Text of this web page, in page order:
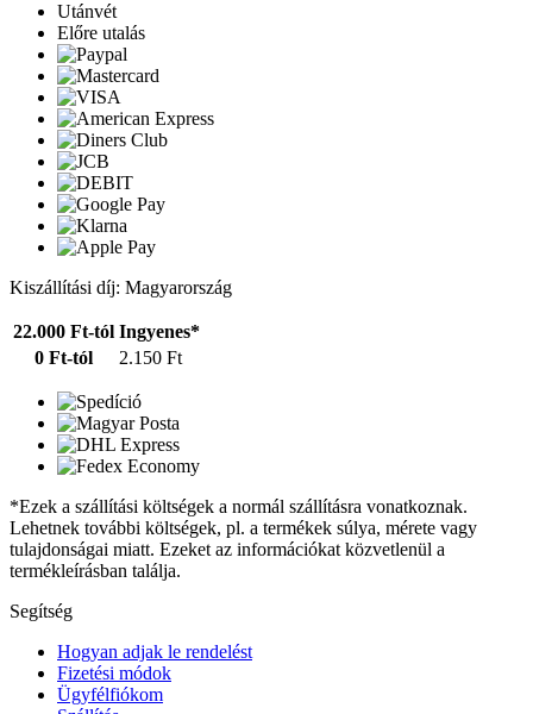
Utánvét
Előre utalás
Kiszállítási díj: Magyarország
22.000 Ft-tól Ingyenes*
0 Ft-tól
2.150 Ft
*Ezek a szállítási költségek a normál szállításra vonatkoznak.
Lehetnek további költségek, pl. a termékek súlya, mérete vagy
tulajdonságai miatt. Ezeket az információkat közvetlenül a
termékleírásban találja.
Segítség
Hogyan adjak le rendelést
Fizetési módok
Ügyfélfiókom